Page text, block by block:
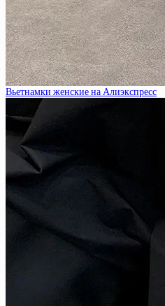
Вьетнамки женские на Алиэкспресс